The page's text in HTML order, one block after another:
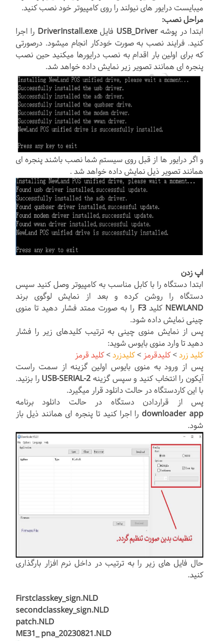
میبایست درایور های نیولند را روی کامپیوتر خود نصب کنید.
مراحل نصب:
ابتدا در پوشهUSB_Driver فایل DriverInstall.exe
را اجرا
کنید. فرایند نصب به صورت خودکار انجام میشود. درصورتی
که برای اولین بار اقدام به نصب درایورها میکنید حین نصب
پنجره ای همانند تصویر زیر نمایش داده خواهد شد.
و اگر درایور ها از قبل روی سیستم شما نصب باشند پنجره ای
همانند تصویر ذیل نمایش داده خواهد شد .
اپ زدن
ابتدا دستگاه را با کابل مناسب به کامپیوتر وصل کنید سپس
دستگاه را روشن کرده و بعد از نمایش لوگوی برند
NEWLAND کلیدF3 را به صورت ممتد فشار دهید تا منوی
چینی نمایش داده شود.
پس از نمایش منوی چینی به ترتیب کلیدهای زیر را فشار
دهید تا وارد منوی بایوس شوید:
کلید زرد>کلیدقرمز >کلیدزرد>کلید قرمز
پس از ورود به منوی بایوس اولین گزینه از سمت راست
آیکون را انتخاب کنید و سپس گزینه2-USB-SERIAL
را بزنید.
با این کاردستگاه در حالت دانلود قرار میگیرد.
پس از قراردادن دستگاه در حالت دانلود برنامه
downloader app را اجرا کنید تا پنجره ای همانند ذیل باز
شود.
حال فایل های زیر را به ترتیب در داخل نرم افزار بارگذاری
کنید.
Firstclasskey_sign.NLD
secondclasskey_sign.NLD
patch.NLD
ME31_ pna_20230821.NLD